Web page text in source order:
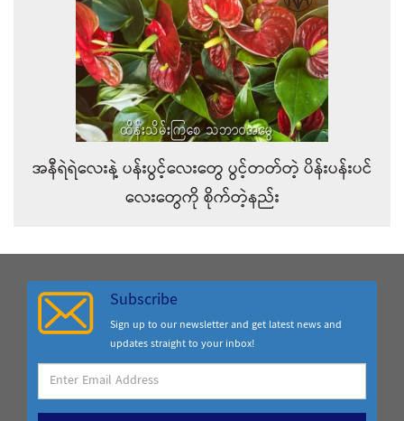
အနီရဲရဲလေးနဲ့ ပန်းပွင့်လေးတွေ ပွင့်တတ်တဲ့ ပိန်းပန်းပင်
လေးတွေကို စိုက်တဲ့နည်း
Subscribe
Sign up to our newsletter and get latest news and
updates straight to your inbox!